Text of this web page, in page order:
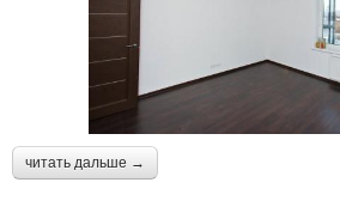
читать дальше →